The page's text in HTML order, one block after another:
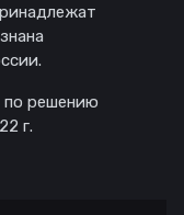
по решению
г.